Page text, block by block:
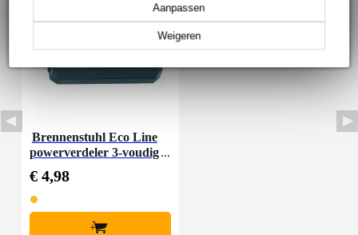
Weigeren
Aanpassen
Brennenstuhl Eco Line
powerverdeler 3-voudig
€ 4,98
+